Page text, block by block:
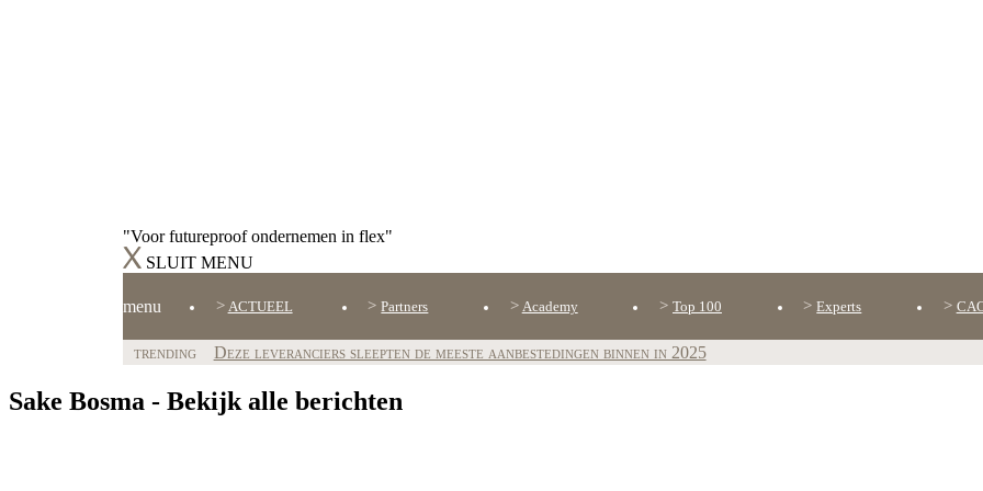
"Voor futureproof ondernemen in flex"
SLUIT MENU
menu ACTUEEL Partners Academy Top 100 Experts
trending Deze leveranciers sleepten de meeste aanbestedingen binnen in 2025
Sake Bosma - Bekijk alle berichten